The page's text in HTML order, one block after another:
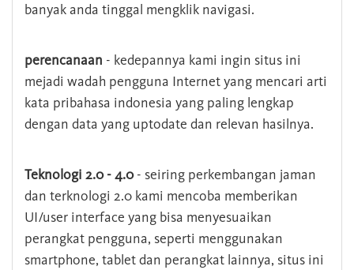
banyak anda tinggal mengklik navigasi.
perencanaan - kedepannya kami ingin situs ini
mejadi wadah pengguna Internet yang mencari arti
kata pribahasa indonesia yang paling lengkap
dengan data yang uptodate dan relevan hasilnya.
Teknologi 2.0 - 4.0- seiring perkembangan jaman
dan terknologi 2.0 kami mencoba memberikan
UI/user interface yang bisa menyesuaikan
perangkat pengguna, seperti menggunakan
smartphone, tablet dan perangkat lainnya, situs ini